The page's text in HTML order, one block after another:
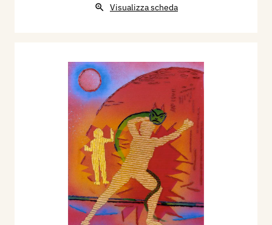
Visualizza scheda